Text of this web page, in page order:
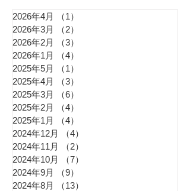
2026年4月 （1）
2026年3月
（2）
2026年2月
（3）
2026年1月
（4）
2025年5月
（1）
2025年4月
（3）
2025年3月
（6）
2025年2月
（4）
2025年1月
（4）
2024年12月
（4）
2024年11月
（2）
2024年10月
（7）
2024年9月
（9）
2024年8月
（13）